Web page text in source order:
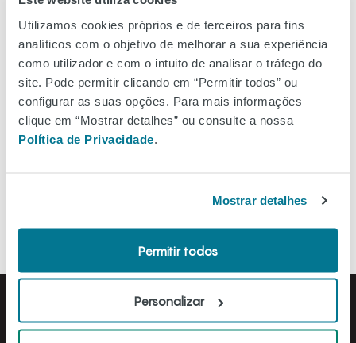
Utilizamos cookies próprios e de terceiros para fins
analíticos com o objetivo de melhorar a sua experiência
como utilizador e com o intuito de analisar o tráfego do
site. Pode permitir clicando em “Permitir todos” ou
configurar as suas opções. Para mais informações
clique em “Mostrar detalhes” ou consulte a nossa
Política de Privacidade
Mostrar detalhes
Permitir todos
Personalizar
Filtros